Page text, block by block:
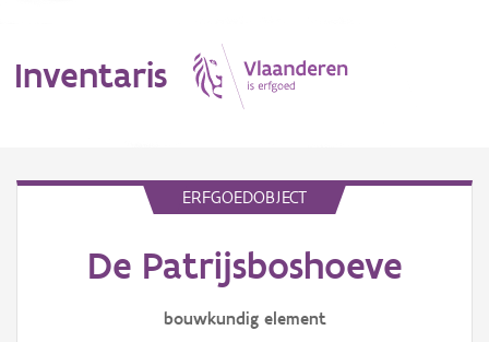
Inventaris
Erfgoedobject
ERFGOEDOBJECT
De Patrijsboshoeve
bouwkundig element